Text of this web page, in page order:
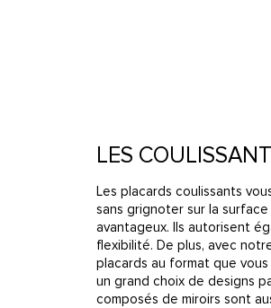
LES
Les placards coulissants
sans grignoter sur la
avantageux. Ils autorisent
flexibilité. De plus, avec
placards au format que
un grand choix de designs
composés de miroirs sont